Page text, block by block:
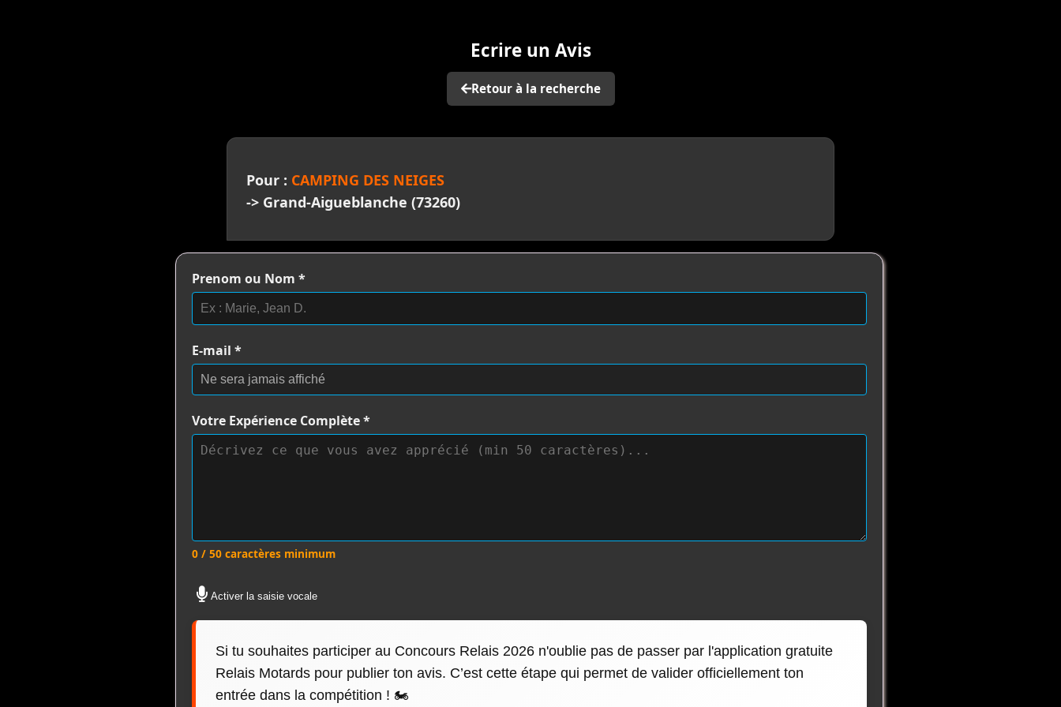
Ecrire un Avis
Retour à la recherche
Pour : CAMPING DES NEIGES
-> Grand-Aigueblanche (73260)
Prenom ou Nom *
E-mail *
Votre Expérience Complète*
0 / 50 caractères minimum
Activer la saisie vocale
Si tu souhaites participer au Concours Relais 2026 n'oublie pas de passer par l'application gratuite
Relais Motards pour publier ton avis. C’est cette étape qui permet de valider officiellement ton
entrée dans la compétition ! 🏍️